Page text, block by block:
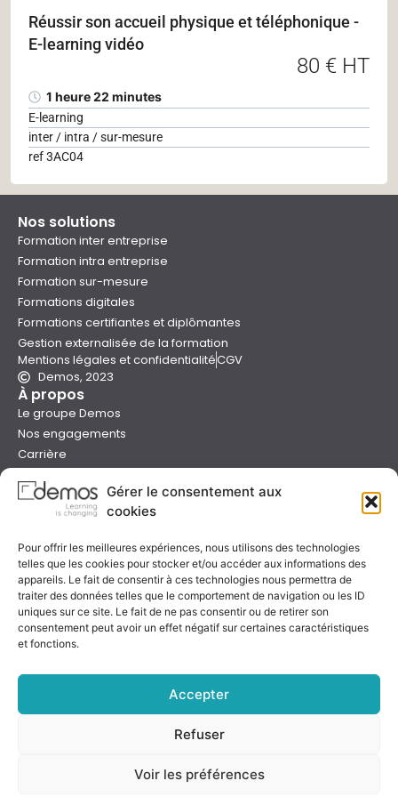
Gérer le consentement aux
cookies
Pour offrir les meilleures expériences, nous utilisons des technologies
telles que les cookies pour stocker et/ou accéder aux informations des
appareils. Le fait de consentir à ces technologies nous permettra de
traiter des données telles que le comportement de navigation ou les ID
uniques sur ce site. Le fait de ne pas consentir ou de retirer son
consentement peut avoir un effet négatif sur certaines caractéristiques
et fonctions.
Accepter
Refuser
Voir les préférences
Réussir son accueil physique et téléphonique -
E-learning vidéo
80 € HT
1 heure 22 minutes
E-learning
inter / intra / sur-mesure
ref 3AC04
Nos solutions
Formation inter entreprise
Formation intra entreprise
Formation sur-mesure
Formations digitales
Formations certifiantes et diplômantes
Gestion externalisée de la formation
Mentions légales et confidentialitéCGV
Demos, 2023
À propos
Le groupe Demos
Nos engagements
Carrière
Presse
Catalogues
Aide
Nous contacter
Nous trouver
Préparer sa formation
Sessions garanties
Qualité & certification